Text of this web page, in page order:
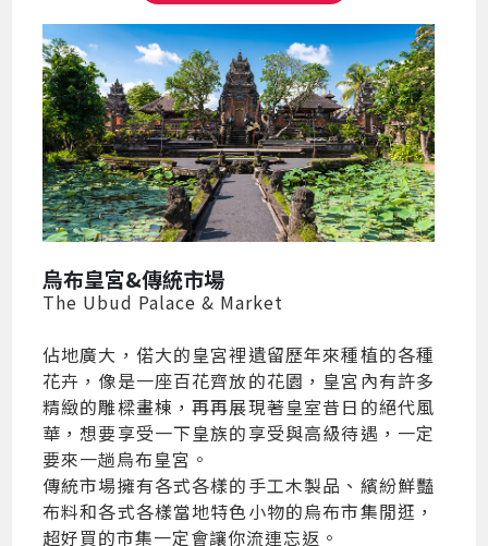
烏布皇宮&傳統市場
The Ubud Palace & Market
佔地廣大，偌大的皇宮裡遺留歷年來種植的各種
花卉，像是一座百花齊放的花園，皇宮內有許多
精緻的雕樑畫棟，再再展現著皇室昔日的絕代風
華，想要享受一下皇族的享受與高級待遇，一定
要來一趟烏布皇宮。
傳統市場擁有各式各樣的手工木製品、繽紛鮮豔
布料和各式各樣當地特色小物的烏布市集閒逛，
超好買的市集一定會讓你流連忘返。